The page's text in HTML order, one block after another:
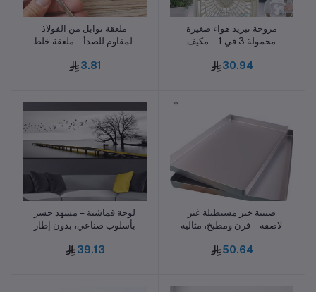
أضف للسلة
ملعقة توابل من الفولاذ
المقاوم للصدأ – ملعقة خلط
والقهوة والحلويات
3.81
أضف للسلة
مروحة تبريد هواء صغيرة
محمولة 3 في 1 – مكيف
30.94
أضف للسلة
لوحة قماشية – مشهد جسر
بأسلوب صناعي، بدون إطار
39.13
أضف للسلة
صينية خبز مستطيلة غير
لاصقة – فرن ومطبخ، مثالية
50.64